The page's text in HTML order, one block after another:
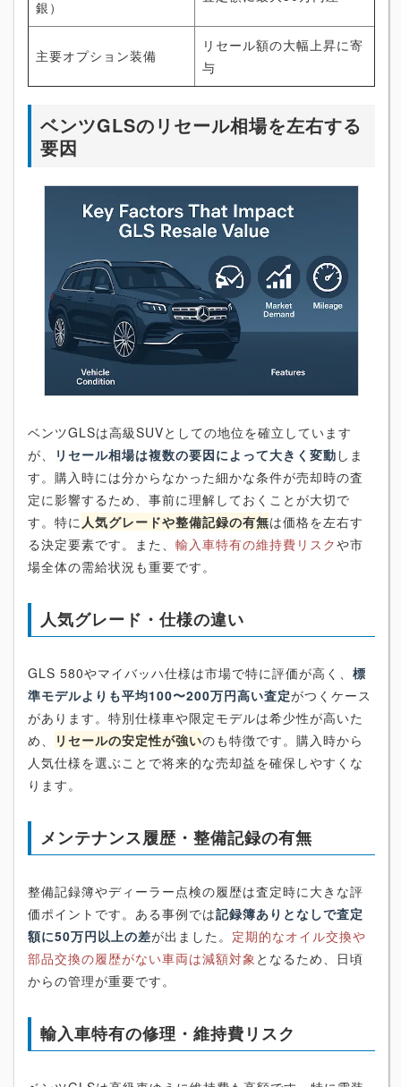
銀）
主要オプション装備
リセール額の大幅上昇に寄
与
ベンツGLSのリセール相場を左右する
要因
ベンツGLSは高級SUVとしての地位を確立しています
が、
リセール相場は複数の要因によって大きく変動 しま
す。購入時には分からなかった細かな条件が売却時の査
定に影響するため、事前に理解しておくことが大切で
す。特に 人気グレードや整備記録の有無は価格を左右す
る決定要素です。また、 輸入車特有の維持費リスクや市
場全体の需給状況も重要です。
人気グレード・仕様の違い
GLS 580やマイバッハ仕様は市場で特に評価が高く、 標
準モデルよりも平均100〜200万円高い査定がつくケース
があります。特別仕様車や限定モデルは希少性が高いた
め、
リセールの安定性が強いのも特徴です。購入時から
人気仕様を選ぶことで将来的な売却益を確保しやすくな
ります。
メンテナンス履歴・整備記録の有無
整備記録簿やディーラー点検の履歴は査定時に大きな評
価ポイントです。ある事例では記録簿ありとなしで査定
額に50万円以上の差が出ました。 定期的なオイル交換や
部品交換の履歴がない車両は減額対象 となるため、日頃
からの管理が重要です。
輸入車特有の修理・維持費リスク